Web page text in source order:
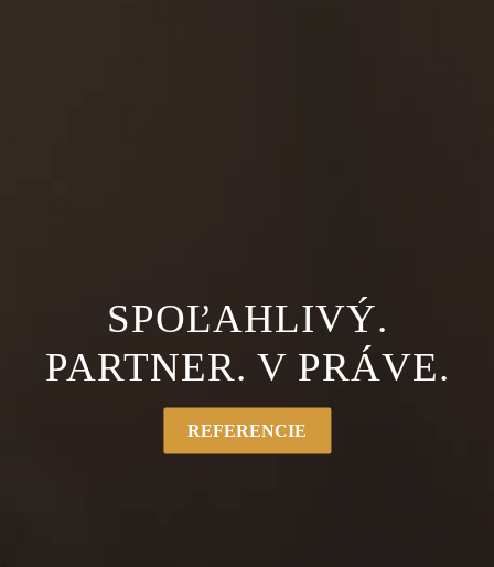
SPOĽAHLIVÝ.
PARTNER. V PRÁVE.
REFERENCIE